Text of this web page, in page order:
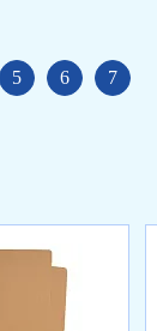
5 6 7